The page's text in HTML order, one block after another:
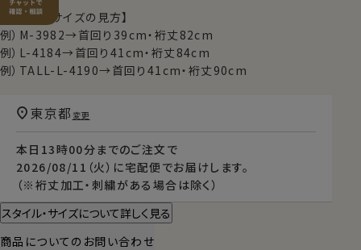
【シャツのサイズの見方】
例）M-3982→首回り39cm・裄丈82cm
例）L-4184→首回り41cm・裄丈84cm
例）TALL-L-4190→首回り41cm・裄丈90cm
本日 13時00分 までのご注文で
2026/08/11（火） に宅配便 でお届けします。
（※裄丈加工・刺繍がある場合は除く）
東京都 変更
スタイル・サイズについて詳しく見る
商品についてのお問い合わせ